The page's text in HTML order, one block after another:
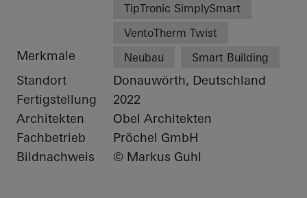
TipTronic SimplySmart
VentoTherm Twist
Merkmale Neubau Smart Building
Standort
Donauwörth, Deutschland
Fertigstellung
2022
Architekten
Obel Architekten
Fachbetrieb
Pröchel GmbH
Bildnachweis
© Markus Guhl